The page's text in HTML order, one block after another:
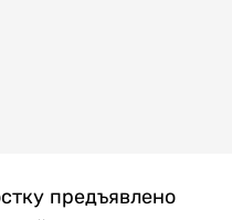
предъявлено